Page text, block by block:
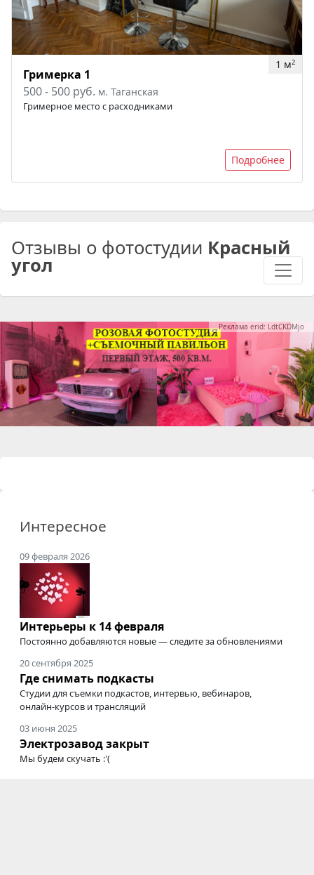
1 м2
Гримерка 1
500 - 500 руб. м. Таганская
Гримерное место с расходниками
Подробнее
Отзывы о фотостудии Красный
угол
Реклама erid: LdtCKDMjo
Интересное
09 февраля 2026
Интерьеры к 14 февраля
Постоянно добавляются новые — следите за обновлениями
20 сентября 2025
Где снимать подкасты
Студии для съемки подкастов, интервью, вебинаров,
онлайн-курсов и трансляций
03 июня 2025
Электрозавод закрыт
Мы будем скучать :'(